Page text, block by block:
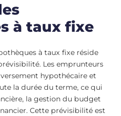
à taux fixe
à taux fixe réside
Les emprunteurs
hypothécaire et
la durée du terme, ce qui
la gestion du budget
Cette prévisibilité est